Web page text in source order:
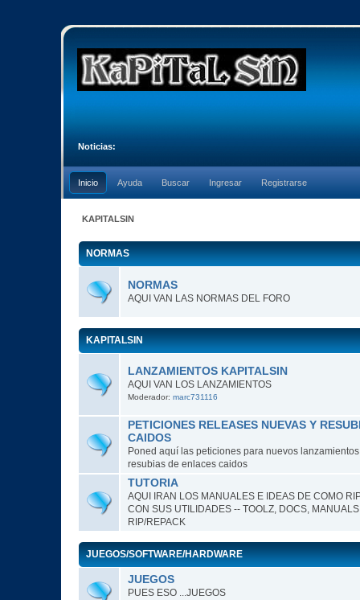
Noticias:
Inicio Ayuda Buscar Ingresar Registrarse
KAPITALSIN
NORMAS
NORMAS
AQUI VAN LAS NORMAS DEL FORO
KAPITALSIN
LANZAMIENTOS KAPITALSIN
AQUI VAN LOS LANZAMIENTOS
Moderador: marc731116
PETICIONES RELEASES NUEVAS Y
CAIDOS
Poned aquí las peticiones para nuevos
resubias de enlaces caidos
TUTORIA
AQUI IRAN LOS MANUALES E IDEAS DE COMO
CON SUS UTILIDADES -- TOOLZ, DOCS,
RIP/REPACK
JUEGOS/SOFTWARE/HARDWARE
JUEGOS
PUES ESO ...JUEGOS